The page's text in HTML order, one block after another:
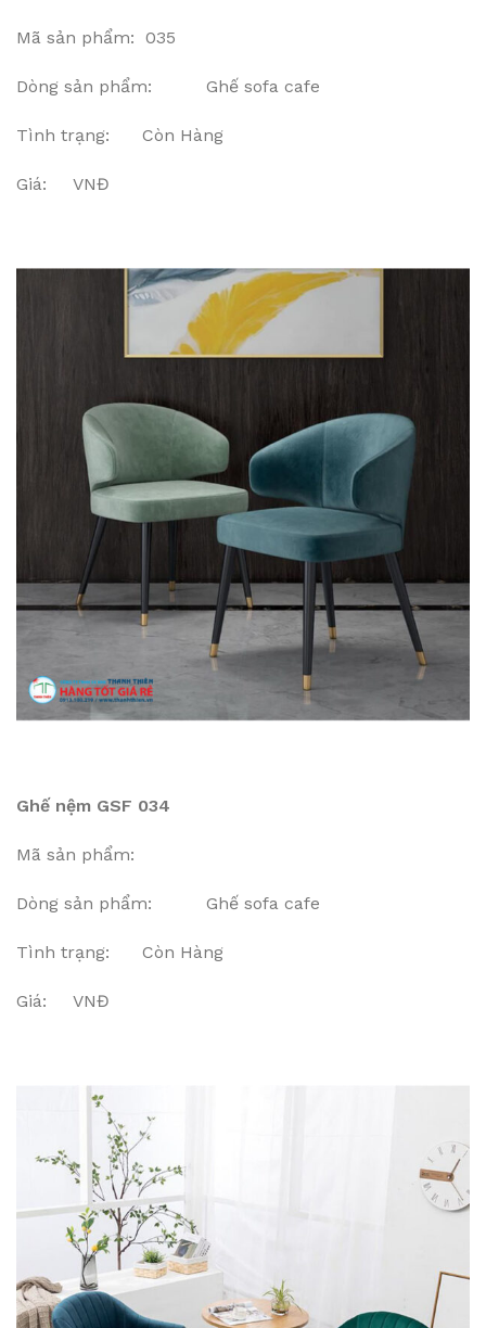
Mã sản phẩm: 035
Dòng sản phẩm: Ghế sofa cafe
Tình trạng: Còn Hàng
Giá: VNĐ
Ghế nệm GSF 034
Mã sản phẩm:
Dòng sản phẩm: Ghế sofa cafe
Tình trạng: Còn Hàng
Giá: VNĐ